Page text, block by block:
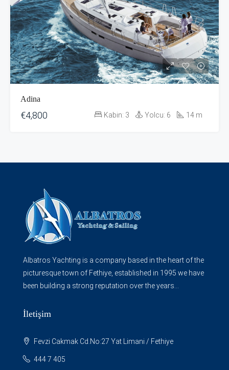
Adina
€4,800 Kabin: 3 Yolcu: 6 14 m
Albatros Yachting is a company based in the heart of the
picturesque town of Fethiye, established in 1995 we have
been building a strong reputation over the years...
İletişim
Fevzi Cakmak Cd.No:27 Yat Limani / Fethiye
444 7 405